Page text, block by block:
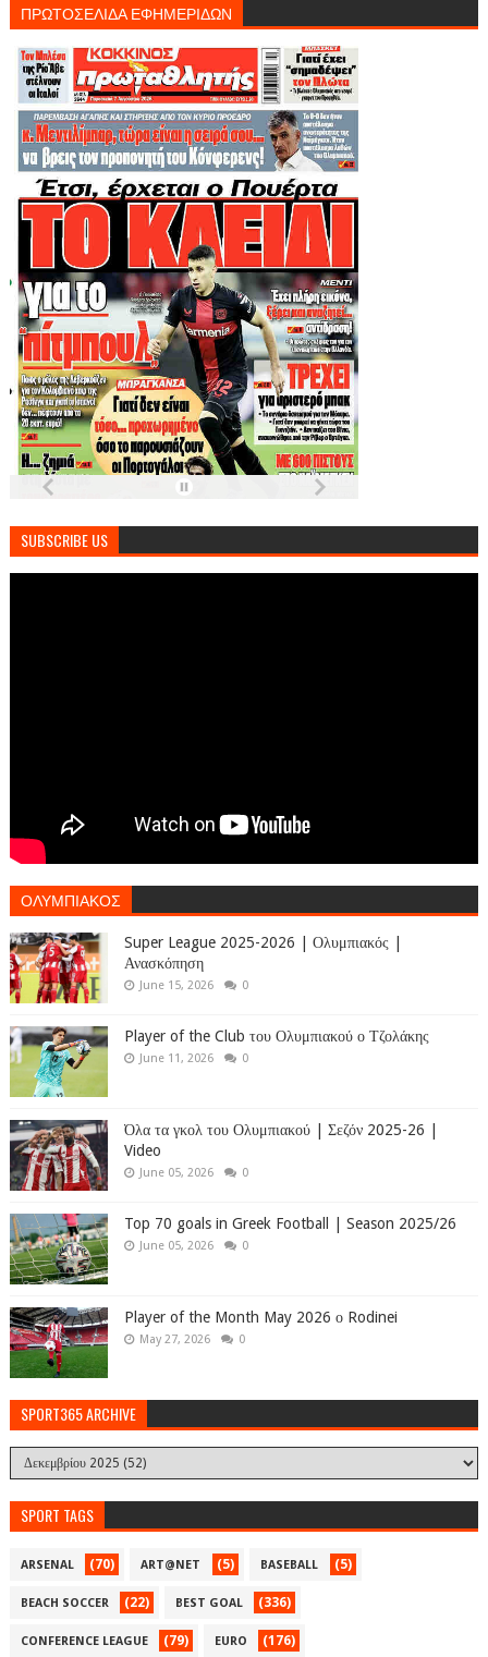
ΠΡΩΤΟΣΕΛΙΔΑ ΕΦΗΜΕΡΙΔΩΝ
SUBSCRIBE US
ΟΛΥΜΠΙΑΚΟΣ
Super League 2025-2026 | Ολυμπιακός |
Ανασκόπηση
June 15, 2026 0
Player of the Club του Ολυμπιακού ο Τζολάκης
June 11, 2026 0
Όλα τα γκολ του Ολυμπιακού | Σεζόν 2025-26 |
Video
June 05, 2026 0
Top 70 goals in Greek Football | Season 2025/26
June 05, 2026 0
Player of the Month May 2026 ο Rodinei
May 27, 2026 0
SPORT365 ARCHIVE
SPORT TAGS
ARSENAL (70) ART@NET (5) BASEBALL (5)
BEACH SOCCER (22) BEST GOAL (336)
CONFERENCE LEAGUE (79) EURO (176)